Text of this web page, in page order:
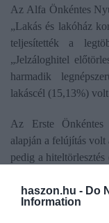
haszon.hu - Do
Information
Az Alfa Önkéntes
„Lakás és lakóház
teljesítették a
„Jelzáloghitel
harmadik
lakáscél (15,13%)
Az Erste Önkéntes
alapján a felújítás volt
pedig a